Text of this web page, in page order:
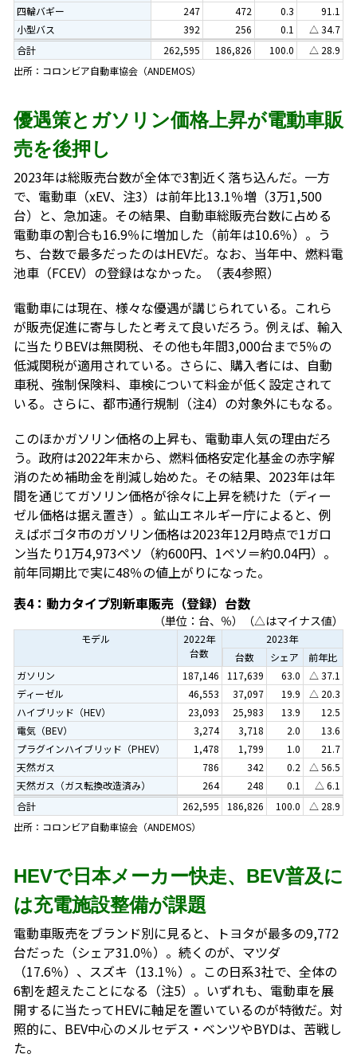
四輪バギー
247 472 0.3
91.1
小型バス
392 256 0.1
△ 34.7
合計
262,595 186,826 100.0
△ 28.9
出所：コロンビア自動車協会（ANDEMOS）
優遇策とガソリン価格上昇が電動車販
売を後押し
2023年は総販売台数が全体で3割近く落ち込んだ。一方
で、電動車（xEV、注3）は前年比13.1％増（3万1,500
台）と、急加速。その結果、自動車総販売台数に占める
電動車の割合も16.9％に増加した（前年は10.6％）。う
ち、台数で最多だったのはHEVだ。なお、当年中、燃料電
池車（FCEV）の登録はなかった。（表4参照）
電動車には現在、様々な優遇が講じられている。これら
が販売促進に寄与したと考えて良いだろう。例えば、輸入
に当たりBEVは無関税、その他も年間3,000台まで5％の
低減関税が適用されている。さらに、購入者には、自動
車税、強制保険料、車検について料金が低く設定されて
いる。さらに、都市通行規制（注4）の対象外にもなる。
このほかガソリン価格の上昇も、電動車人気の理由だろ
う。政府は2022年末から、燃料価格安定化基金の赤字解
消のため補助金を削減し始めた。その結果、2023年は年
間を通じてガソリン価格が徐々に上昇を続けた（ディー
ゼル価格は据え置き）。鉱山エネルギー庁によると、例
えばボゴタ市のガソリン価格は2023年12月時点で1ガロ
ン当たり1万4,973ペソ（約600円、1ペソ＝約0.04円）。
前年同期比で実に48％の値上がりになった。
表4：動力タイプ別新車販売（登録）台数
（単位：台、％）（△はマイナス値）
モデル
2022年
台数
2023年
台数
シェア
前年比
ガソリン
187,146 117,639 63.0
△ 37.1
ディーゼル
46,553 37,097 19.9
△ 20.3
ハイブリッド（HEV）
23,093 25,983 13.9
12.5
電気（BEV）
3,274 3,718 2.0
13.6
プラグインハイブリッド（PHEV）
1,478 1,799 1.0
21.7
天然ガス
786 342 0.2
△ 56.5
天然ガス（ガス転換改造済み）
264 248 0.1
△ 6.1
合計
262,595 186,826 100.0
△ 28.9
出所：コロンビア自動車協会（ANDEMOS）
HEVで日本メーカー快走、BEV普及に
は充電施設整備が課題
電動車販売をブランド別に見ると、トヨタが最多の9,772
台だった（シェア31.0％）。続くのが、マツダ
（17.6％）、スズキ（13.1％）。この日系3社で、全体の
6割を超えたことになる（注5）。いずれも、電動車を展
開するに当たってHEVに軸足を置いているのが特徴だ。対
照的に、BEV中心のメルセデス・ベンツやBYDは、苦戦し
た。